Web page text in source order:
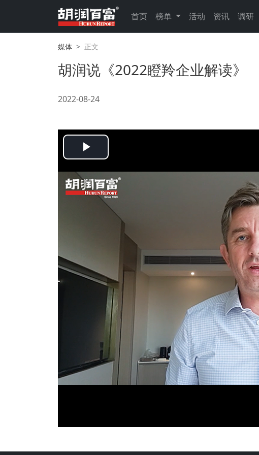
首页 榜单 活动 资讯 调研
媒体 正文
胡润说《2022瞪羚企业解读》
2022-08-24
Play
Video